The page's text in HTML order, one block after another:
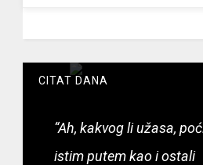
CITAT DANA
“Ah, kakvog li užasa,
istim putem kao i ostali